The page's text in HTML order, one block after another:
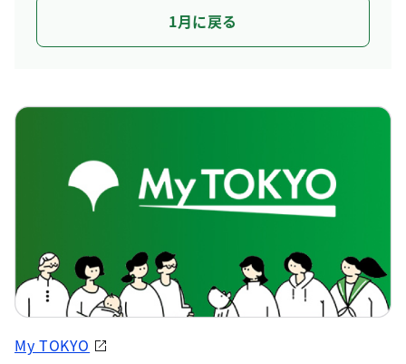
1月に戻る
My TOKYO